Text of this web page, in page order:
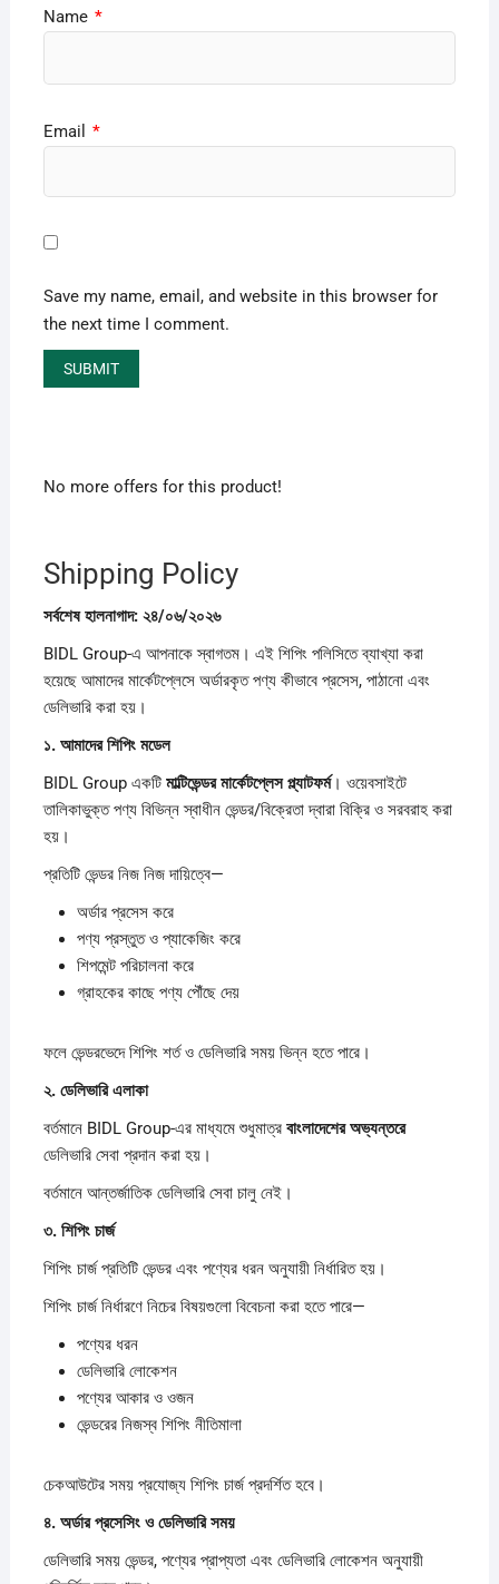
Name *
Email *
Save my name, email, and website in this browser for
the next time I comment.
No more offers for this product!
Shipping Policy
সর্বশেষহালনাগাদ: ২৪/০৬/২০২৬
BIDL Group-এ আপনাকে স্বাগতম। এই শিপিং পলিসিতে ব্যাখ্যা করা
হয়েছে আমাদের মার্কেটপ্লেসে অর্ডারকৃত পণ্য কীভাবে প্রসেস, পাঠানো এবং
ডেলিভারি করা হয়।
১. আমাদেরশিপিং মডেল
BIDL Group একটি মাল্টিভেন্ডরমার্কেটপ্লেসপ্ল্যাটফর্ম। ওয়েবসাইটে
তালিকাভুক্ত পণ্য বিভিন্ন স্বাধীন ভেন্ডর/বিক্রেতা দ্বারা বিক্রি ও সরবরাহ করা
হয়।
প্রতিটি ভেন্ডর নিজ নিজ দায়িত্বে—
অর্ডার প্রসেস করে
পণ্য প্রস্তুত ও প্যাকেজিং করে
শিপমেন্ট পরিচালনা করে
গ্রাহকের কাছে পণ্য পৌঁছে দেয়
ফলে ভেন্ডরভেদে শিপিং শর্ত ও ডেলিভারি সময় ভিন্ন হতে পারে।
২. ডেলিভারিএলাকা
বর্তমানে BIDL Group-এর মাধ্যমে শুধুমাত্র বাংলাদেশেরঅভ্যন্তরে
ডেলিভারি সেবা প্রদান করা হয়।
বর্তমানে আন্তর্জাতিক ডেলিভারি সেবা চালু নেই।
৩. শিপিং চার্জ
শিপিং চার্জ প্রতিটি ভেন্ডর এবং পণ্যের ধরন অনুযায়ী নির্ধারিত হয়।
শিপিং চার্জ নির্ধারণে নিচের বিষয়গুলো বিবেচনা করা হতে পারে—
পণ্যের ধরন
ডেলিভারি লোকেশন
পণ্যের আকার ও ওজন
ভেন্ডরের নিজস্ব শিপিং নীতিমালা
চেকআউটের সময় প্রযোজ্য শিপিং চার্জ প্রদর্শিত হবে।
৪. অর্ডারপ্রসেসিং ওডেলিভারিসময়
ডেলিভারি সময় ভেন্ডর, পণ্যের প্রাপ্যতা এবং ডেলিভারি লোকেশন অনুযায়ী